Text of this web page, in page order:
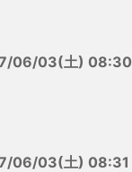
06/03(土) 08:30
06/03(土) 08:31